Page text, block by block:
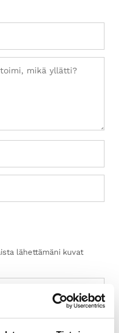
lähettämäni kuvat